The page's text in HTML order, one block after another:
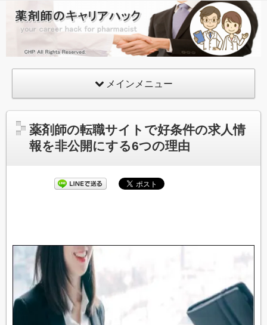
薬
師
の
ャ
リ
ア
メインメニュー
薬剤師の転職サイトで好条件の求人情
報を非公開にする6つの理由